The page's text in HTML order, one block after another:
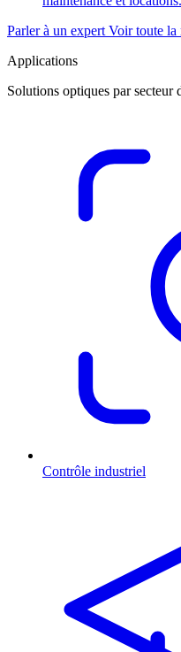
Parler à un expert Voir toute la
Applications
Solutions optiques par secteur
Contrôle industriel